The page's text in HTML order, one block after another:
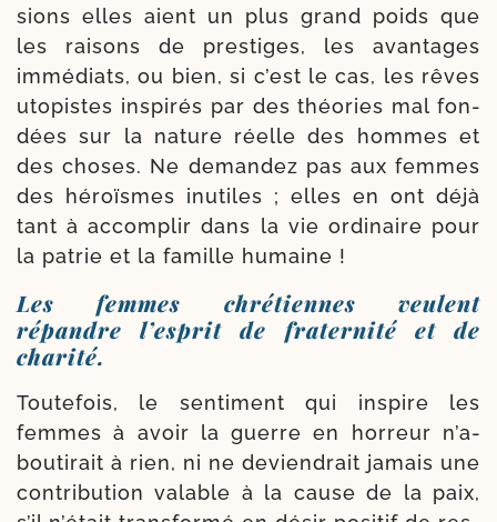
sions elles aient un plus grand poids que
les rai­sons de pres­tiges, les avan­tages
immé­diats, ou bien, si c’est le cas, les rêves
uto­pistes ins­pi­rés par des théo­ries mal fon­
dées sur la nature réelle des hommes et
des choses. Ne deman­dez pas aux femmes
des héroïsmes inutiles ; elles en ont déjà
tant à accom­plir dans la vie ordi­naire pour
la patrie et la famille humaine !
Les femmes chrétiennes veulent
répandre l’esprit de fraternité et de
charité.
Toutefois, le sen­ti­ment qui ins­pire les
femmes à avoir la guerre en hor­reur n’a­
bou­ti­rait à rien, ni ne devien­drait jamais une
contri­bu­tion valable à la cause de la paix,